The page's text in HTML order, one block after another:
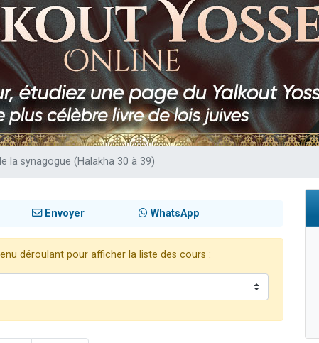
viennent de faire un don pour Sauvez la jambe de Yohan
places pour étudier en groupe sur Zoom
de nous rejoindre sur WhatsApp
de nous rejoindre sur WhatsApp
musiques dans Torah-Box Music
de nous rejoindre sur WhatsApp
la synagogue (Halakha 30 à 39)
Envoyer WhatsApp
déroulant pour afficher la liste des cours :